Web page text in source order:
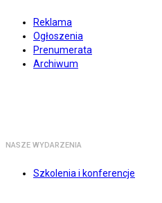
Reklama
Ogłoszenia
Prenumerata
Archiwum
NASZE WYDARZENIA
Szkolenia i konferencje